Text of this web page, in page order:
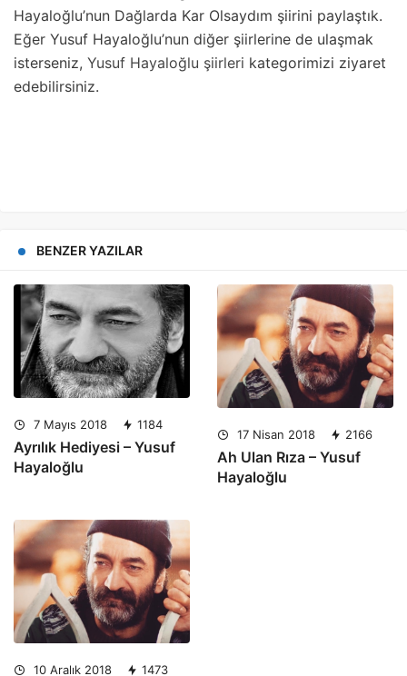
Hayaloğlu’nun Dağlarda Kar Olsaydım şiirini paylaştık.
Eğer Yusuf Hayaloğlu’nun diğer şiirlerine de ulaşmak
isterseniz, Yusuf Hayaloğlu şiirleri kategorimizi ziyaret
edebilirsiniz.
BENZER YAZILAR
7 Mayıs 2018 1184
Ayrılık Hediyesi – Yusuf
Hayaloğlu
17 Nisan 2018 2166
Ah Ulan Rıza – Yusuf
Hayaloğlu
10 Aralık 2018 1473